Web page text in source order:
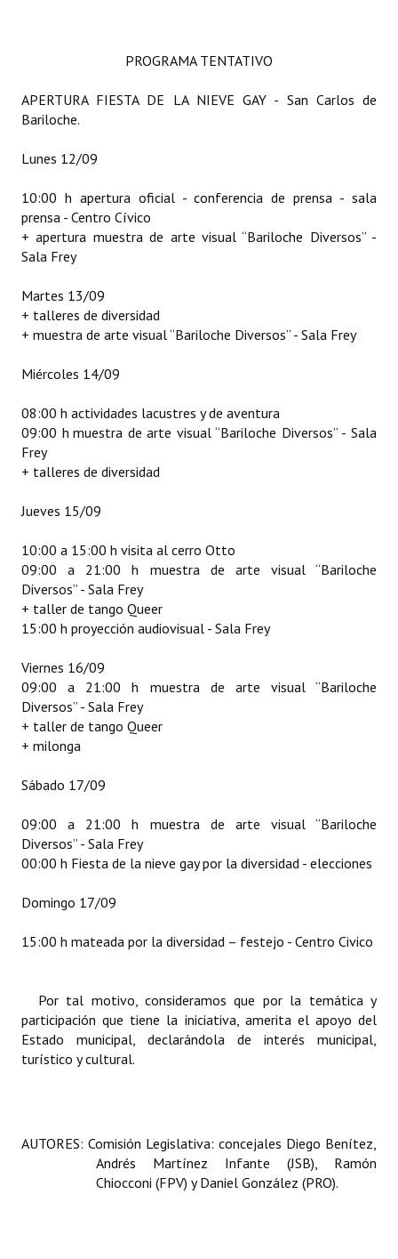
Antiguos Pobladores - Registro
Reconocimientos - Registro
Bariloche, Municipio intercultural
Entrega de distinciones
REFORMA DE LA CARTA ORGÁNICA
PROGRAMA TENTATIVO
APERTURA FIESTA DE LA NIEVE GAY - San Carlos de
Bariloche.
Lunes 12/09
10:00 h apertura oficial - conferencia de prensa - sala
prensa - Centro Cívico
+ apertura muestra de arte visual “Bariloche Diversos” -
Sala Frey
Martes 13/09
+ talleres de diversidad
+ muestra de arte visual “Bariloche Diversos” - Sala Frey
Miércoles 14/09
08:00 h actividades lacustres y de aventura
09:00 h muestra de arte visual “Bariloche Diversos” - Sala
Frey
+ talleres de diversidad
Jueves 15/09
10:00 a 15:00 h visita al cerro Otto
09:00 a 21:00 h muestra de arte visual “Bariloche
Diversos” - Sala Frey
+ taller de tango Queer
15:00 h proyección audiovisual - Sala Frey
Viernes 16/09
09:00 a 21:00 h muestra de arte visual “Bariloche
Diversos” - Sala Frey
+ taller de tango Queer
+ milonga
Sábado 17/09
09:00 a 21:00 h muestra de arte visual “Bariloche
Diversos” - Sala Frey
00:00 h Fiesta de la nieve gay por la diversidad - elecciones
Domingo 17/09
15:00 h mateada por la diversidad – festejo - Centro Civico
Por tal motivo, consideramos que por la temática y
participación que tiene la iniciativa, amerita el apoyo del
Estado municipal, declarándola de interés municipal,
turístico y cultural.
AUTORES: Comisión Legislativa: concejales Diego Benítez,
Andrés Martínez Infante (JSB), Ramón
Chiocconi (FPV) y Daniel González (PRO).